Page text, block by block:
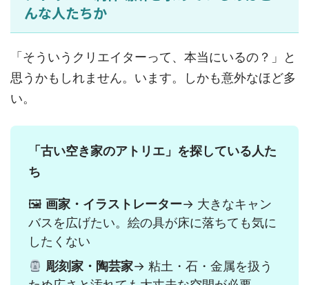
んな人たちか
「そういうクリエイターって、本当にいるの？」と
思うかもしれません。います。しかも意外なほど多
い。
「古い空き家のアトリエ」を探している人た
ち
🖼 画家・イラストレーター→ 大きなキャン
バスを広げたい。絵の具が床に落ちても気に
したくない
彫刻家・陶芸家→ 粘土・石・金属を扱う